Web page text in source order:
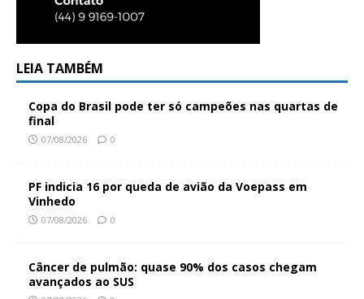
LEIA TAMBÉM
Copa do Brasil pode ter só campeões nas quartas de
final
07/08/2026 0
PF indicia 16 por queda de avião da Voepass em
Vinhedo
07/08/2026 0
Câncer de pulmão: quase 90% dos casos chegam
avançados ao SUS